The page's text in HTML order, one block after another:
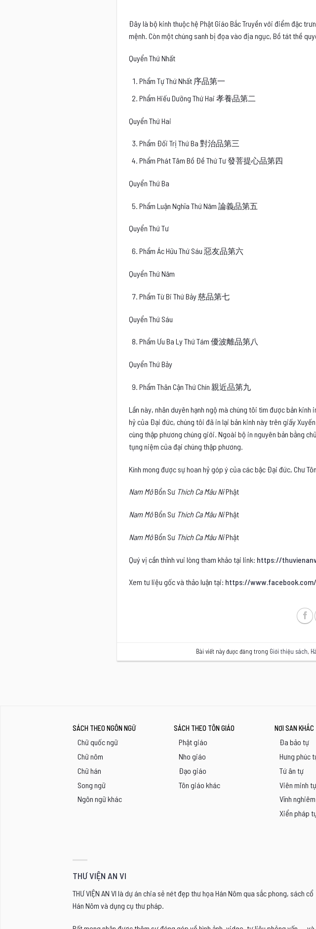
Đây là bộ kinh thuộc hệ Phật Giáo Bắc Truyền với điểm đặc
mệnh. Còn một chúng sanh bị đọa vào địa ngục, Bồ tát thề
Quyển Thứ Nhất
Phẩm Tự Thứ Nhất 序品第一
Phẩm Hiếu Dưỡng Thứ Hai 孝養品第二
Quyển Thứ Hai
Phẩm Đối Trị Thứ Ba 對治品第三
Phẩm Phát Tâm Bồ Đề Thứ Tư 發菩提心品第四
Quyển Thứ Ba
Phẩm Luận Nghĩa Thứ Năm 論義品第五
Quyển Thứ Tư
Phẩm Ác Hữu Thứ Sáu 惡友品第六
Quyển Thứ Năm
Phẩm Từ Bi Thứ Bảy 慈品第七
Quyển Thứ Sáu
Phẩm Ưu Ba Ly Thứ Tám 優波離品第八
Quyển Thứ Bảy
Phẩm Thân Cận Thứ Chín 親近品第九
Lần này, nhân duyên hạnh ngộ mà chúng tôi tìm được bản
hỷ của Đại đức, chúng tôi đã in lại bản kinh này trên giấy
cùng thập phương chúng giới. Ngoài bộ in nguyên bản bằng
tụng niệm của đại chúng thập phương.
Kính mong được sự hoan hỷ góp ý của các bậc Đại đức, Chư
Nam MôBổn Sư Thích Ca Mâu NiPhật
Nam MôBổn Sư Thích Ca Mâu NiPhật
Nam MôBổn Sư Thích Ca Mâu NiPhật
Quý vị cần thỉnh vui lòng tham khảo tại link: https://
Xem tư liệu gốc và thảo luận tại: https://
Bài viết này được đăng trong Giới thiệu sách,
SÁCH THEO NGÔN NGỮ
Chữ quốc ngữ
Chữ nôm
Chữ hán
Song ngữ
Ngôn ngữ khác
SÁCH THEO TÔN GIÁO
Phật giáo
Nho giáo
Đạo giáo
Tôn giáo khác
NƠI SAN KHẮC
Đa bảo tự
Hưng phúc
Tứ ân tự
Viên minh tự
Vĩnh
Xiển pháp
THƯ VIỆN AN VI
THƯ VIỆN AN VI là dự án chia sẻ nét đẹp thư họa Hán Nôm qua sắc phong, sách cổ
Hán Nôm và dụng cụ thư pháp.